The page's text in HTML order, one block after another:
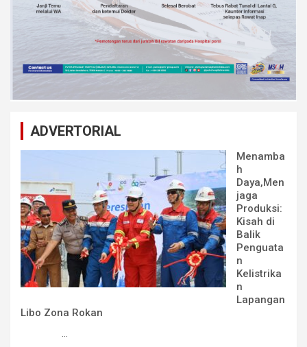
ADVERTORIAL
Menamba
h
Daya,Men
jaga
Produksi:
Kisah di
Balik
Penguata
n
Kelistrika
n
Lapangan
Libo Zona Rokan
...